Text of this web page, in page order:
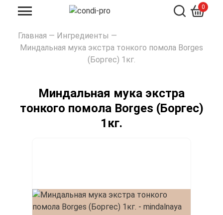
0
Главная — Ингредиенты —
Миндальная мука экстра тонкого помола Borges
(Боргес) 1кг.
Миндальная мука экстра
тонкого помола Borges (Боргес)
1кг.